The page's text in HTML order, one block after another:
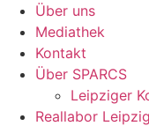
Über uns
Mediathek
Kontakt
Über SPARCS
Leipziger
Reallabor Leipzig